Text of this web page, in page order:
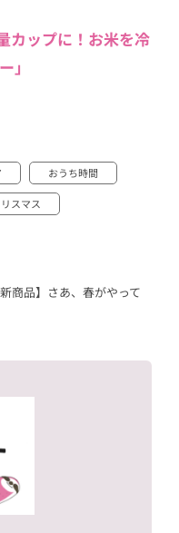
カップに！お米を冷
」
おうち時間
スマス
新商品】さあ、春がやって